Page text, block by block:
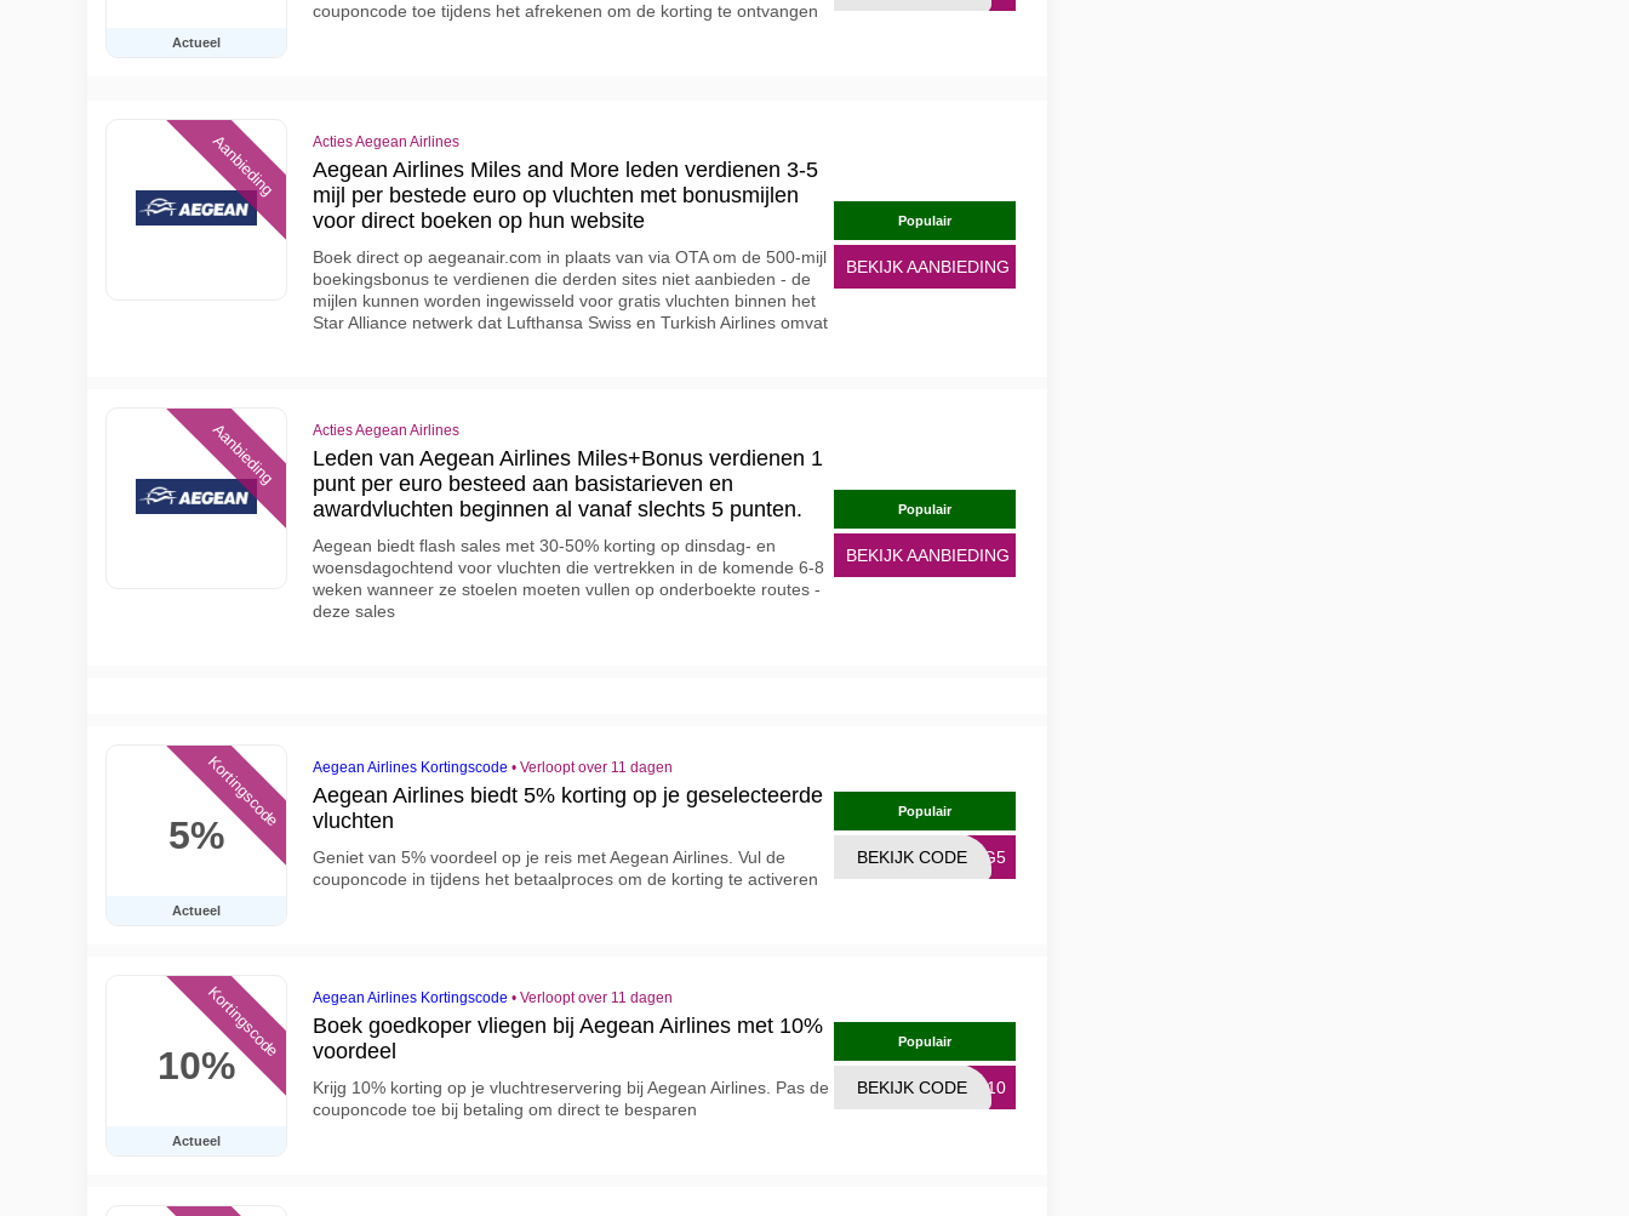
Actueel
couponcode toe tijdens het afrekenen om de korting te ontvangen
Aanbieding Acties Aegean Airlines
Aegean Airlines Miles and More leden verdienen 3-5
mijl per bestede euro op vluchten met bonusmijlen
voor direct boeken op hun website
Boek direct op aegeanair.com in plaats van via OTA om de 500-mijl
boekingsbonus te verdienen die derden sites niet aanbieden - de
mijlen kunnen worden ingewisseld voor gratis vluchten binnen het
Star Alliance netwerk dat Lufthansa Swiss en Turkish Airlines omvat
Populair
BEKIJK AANBIEDING
Aanbieding Acties Aegean Airlines
Leden van Aegean Airlines Miles+Bonus verdienen 1
punt per euro besteed aan basistarieven en
awardvluchten beginnen al vanaf slechts 5 punten.
Aegean biedt flash sales met 30-50% korting op dinsdag- en
woensdagochtend voor vluchten die vertrekken in de komende 6-8
weken wanneer ze stoelen moeten vullen op onderboekte routes -
deze sales
Populair
BEKIJK AANBIEDING
5%
Actueel
Kortingscode Aegean Airlines Kortingscode • Verloopt over 11 dagen
Aegean Airlines biedt 5% korting op je geselecteerde
vluchten
Geniet van 5% voordeel op je reis met Aegean Airlines. Vul de
couponcode in tijdens het betaalproces om de korting te activeren
Populair
AEG5
BEKIJK CODE
10%
Actueel
Kortingscode Aegean Airlines Kortingscode • Verloopt over 11 dagen
Boek goedkoper vliegen bij Aegean Airlines met 10%
voordeel
Krijg 10% korting op je vluchtreservering bij Aegean Airlines. Pas de
couponcode toe bij betaling om direct te besparen
Populair
DE10
BEKIJK CODE